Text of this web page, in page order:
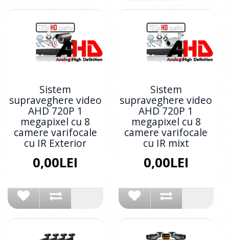
Sistem
supraveghere video
AHD 720P 1
megapixel cu 8
camere varifocale
cu IR Exterior
0,00LEI
Sistem
supraveghere video
AHD 720P 1
megapixel cu 8
camere varifocale
cu IR mixt
0,00LEI